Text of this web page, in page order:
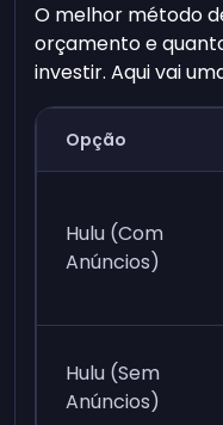
O melhor método
orçamento e
investir. Aqui vai
Opção
Hulu (Com
Anúncios)
Hulu (Sem
Anúncios)